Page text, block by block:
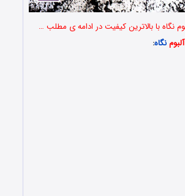
نگاه با بالاترین کیفیت در ادامه ی مطلب …
نگاه: